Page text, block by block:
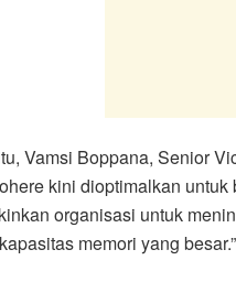
Vamsi Boppana, Senior
kini dioptimalkan
organisasi untuk
memori yang besar.”